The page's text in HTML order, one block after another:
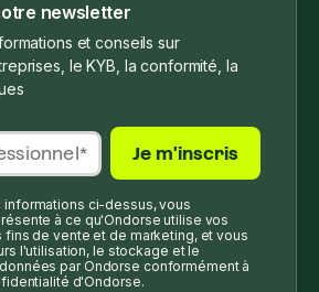
newsletter
et conseils sur
le KYB, la conformité, la
informations ci-dessus, vous
à ce qu'Ondorse utilise vos
fins de vente et de marketing, et vous
l'utilisation, le stockage et le
par Ondorse conformément à
d'Ondorse.